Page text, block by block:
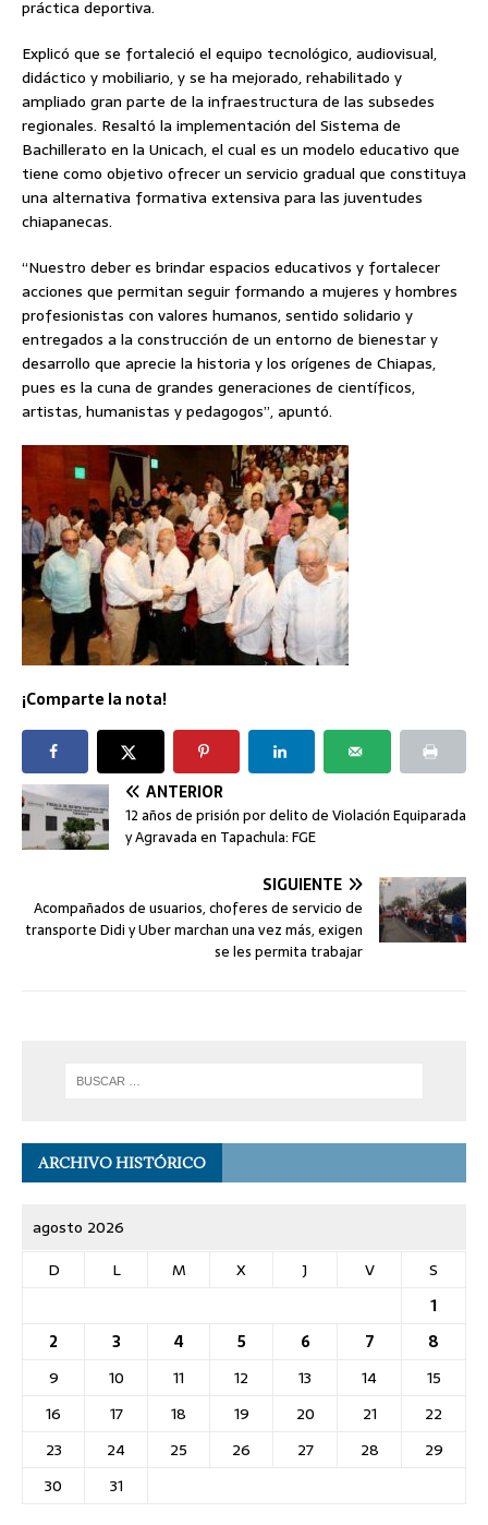
práctica deportiva.
Explicó que se fortaleció el equipo tecnológico, audiovisual,
didáctico y mobiliario, y se ha mejorado, rehabilitado y
ampliado gran parte de la infraestructura de las subsedes
regionales. Resaltó la implementación del Sistema de
Bachillerato en la Unicach, el cual es un modelo educativo que
tiene como objetivo ofrecer un servicio gradual que constituya
una alternativa formativa extensiva para las juventudes
chiapanecas.
“Nuestro deber es brindar espacios educativos y fortalecer
acciones que permitan seguir formando a mujeres y hombres
profesionistas con valores humanos, sentido solidario y
entregados a la construcción de un entorno de bienestar y
desarrollo que aprecie la historia y los orígenes de Chiapas,
pues es la cuna de grandes generaciones de científicos,
artistas, humanistas y pedagogos”, apuntó.
¡Comparte la nota!
ANTERIOR
12 años de prisión por delito de Violación Equiparada
y Agravada en Tapachula: FGE
SIGUIENTE
Acompañados de usuarios, choferes de servicio de
transporte Didi y Uber marchan una vez más, exigen
se les permita trabajar
ARCHIVO HISTÓRICO
agosto 2026
D
L M X J V
S
1
2
3 4 5 6 7
8
9
10 11 12 13 14
15
16
17 18 19 20 21
22
23
24 25 26 27 28
29
30
31